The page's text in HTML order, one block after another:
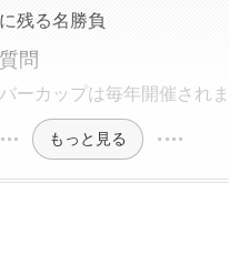
残る名勝負
問
ーカップは毎年開催され
もっと見る